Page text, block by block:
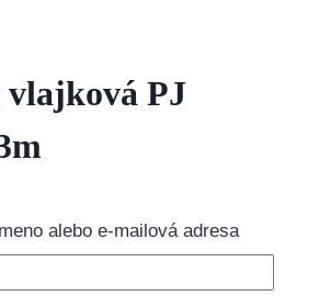
PJ
alebo e-mailová adresa